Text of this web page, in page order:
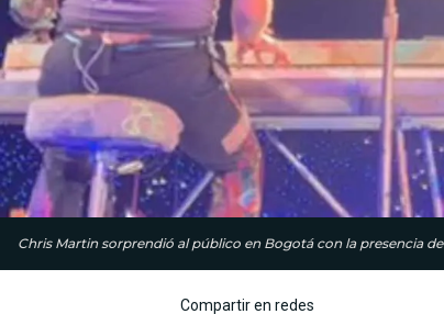
Chris Martin sorprendió al público en Bogotá con la presencia
Compartir en redes